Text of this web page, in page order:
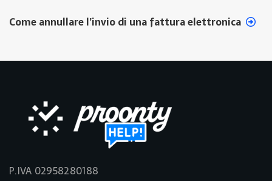
Come annullare l’invio di una fattura elettronica
P.IVA 02958280188